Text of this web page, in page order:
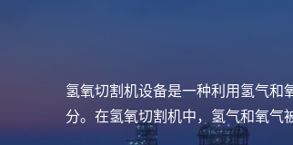
氢氧切割机设备是一种利用氢气和
分。在氢氧切割机中，氢气和氧气